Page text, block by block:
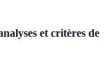
et critères de